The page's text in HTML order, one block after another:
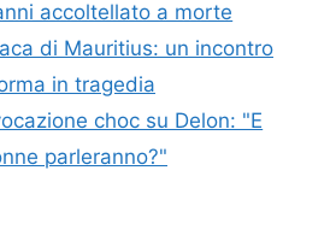
accoltellato a morte
di Mauritius: un incontro
in tragedia
choc su Delon: "E
parleranno?"